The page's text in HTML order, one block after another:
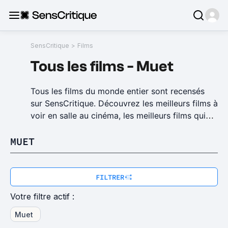
SensCritique > Films
Tous lesfilms- Muet
Tous les films du monde entier sont recensés
sur SensCritique. Découvrez les meilleurs films à
voir en salle au cinéma, les meilleurs films qui
documentaires et tous les autres genres de
films. SensCritique vous permet de découvrir
organisant le bouche à oreille : découvrez le
Top 100 films, les meilleurs films par genre, et la
possibilité de noter, de classer, de faire vos
listes personnelles et si vous le voulez de
MUET
FILTRER
Votre filtre actif :
Muet